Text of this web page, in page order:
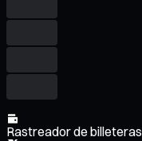
Rastreador de billeteras